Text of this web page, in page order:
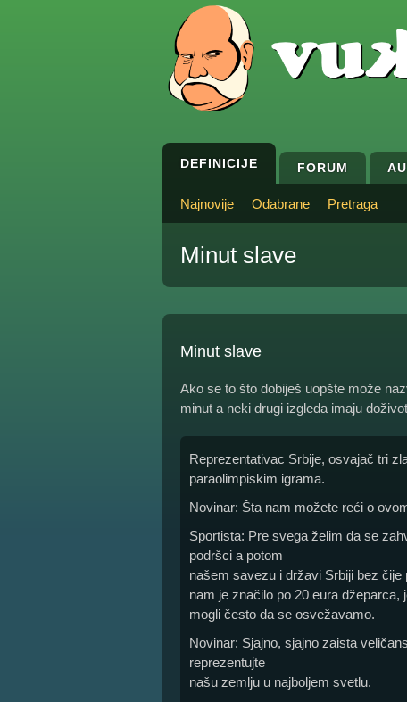
DEFINICIJE FORUM
Najnovije Odabrane Pretraga
Minut slave
Minut slave
Ako se to što dobiješ uopšte može
minut a neki drugi izgleda imaju
Reprezentativac Srbije, osvajač tri
paraolimpiskim igrama.
Novinar: Šta nam možete reći o
Sportista: Pre svega želim da se
podršci a potom
našem savezu i državi Srbiji bez
nam je značilo po 20 eura
mogli često da se osvežavamo.
Novinar: Sjajno, sjajno zaista
reprezentujte
našu zemlju u najboljem svetlu.